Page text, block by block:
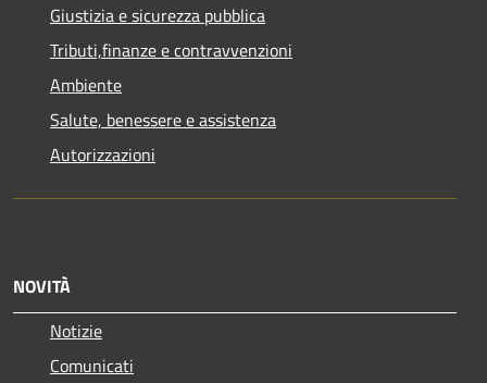
Giustizia e sicurezza pubblica
Tributi,finanze e contravvenzioni
Ambiente
Salute, benessere e assistenza
Autorizzazioni
NOVITÀ
Notizie
Comunicati